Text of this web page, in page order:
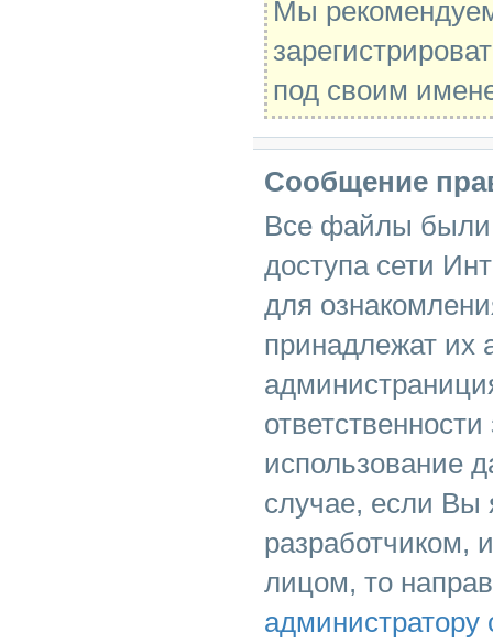
Мы
под своим
Сообщение
Все файлы были
доступа сети
для
принадлежат их
использование
случае, если Вы
разработчиком,
лицом, то
администратору